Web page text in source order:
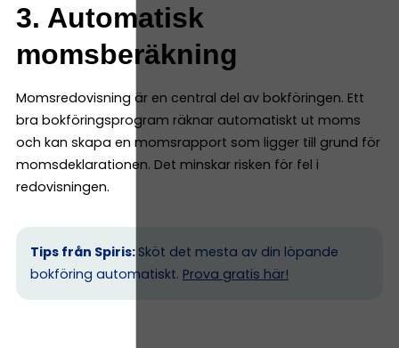
3. Automatisk
momsberäkning
Momsredovisning är en central del av bokföringen. Ett
bra bokföringsprogram räknar automatiskt ut moms
och kan skapa en momsrapport som ligger till grund för
momsdeklarationen. Det minskar risken för fel i
redovisningen.
Tips från Spiris: Sköt det mesta av din löpande
bokföring automatiskt. Prova gratis här!